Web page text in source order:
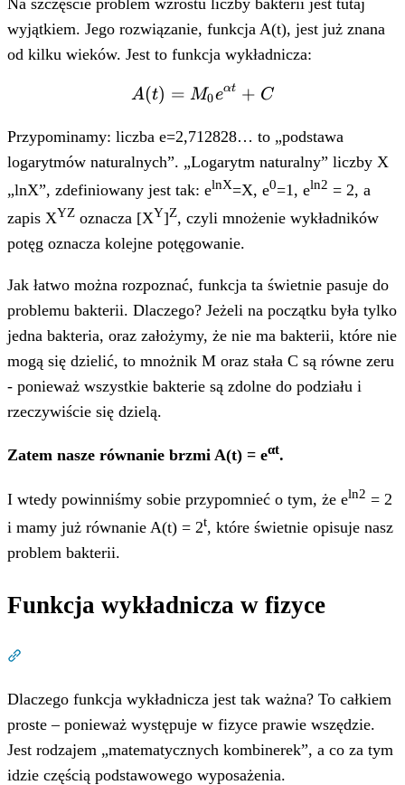
wyjątkiem. Jego rozwiązanie, funkcja A(t), jest już znana
od kilku wieków. Jest to funkcja wykładnicza:
A(t) = M_0
+ C
A(t) = M0eαt + C
Przypominamy: liczba e=2,712828… to „podstawa
logarytmów naturalnych”. „Logarytm naturalny” liczby X
„lnX”, zdefiniowany jest tak: elnX=X, e0=1, eln2 = 2, a
zapis XYZ oznacza [XY]Z, czyli mnożenie wykładników
potęg oznacza kolejne potęgowanie.
Jak łatwo można rozpoznać, funkcja ta świetnie pasuje do
problemu bakterii. Dlaczego? Jeżeli na początku była tylko
jedna bakteria, oraz założymy, że nie ma bakterii, które nie
mogą się dzielić, to mnożnik M oraz stała C są równe zeru
- ponieważ wszystkie bakterie są zdolne do podziału i
rzeczywiście się dzielą.
Zatem nasze równanie brzmi A(t) = eαt.
I wtedy powinniśmy sobie przypomnieć o tym, że eln2 = 2
i mamy już równanie A(t) = 2t, które świetnie opisuje nasz
problem bakterii.
Funkcja wykładnicza w fizyce
Dlaczego funkcja wykładnicza jest tak ważna? To całkiem
proste – ponieważ występuje w fizyce prawie wszędzie.
Jest rodzajem „matematycznych kombinerek”, a co za tym
idzie częścią podstawowego wyposażenia.